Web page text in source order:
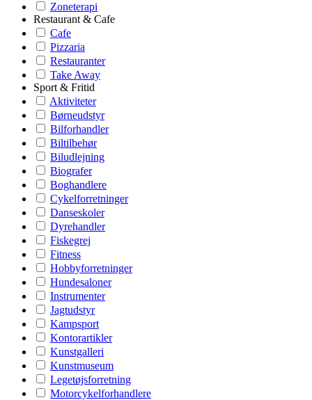
Zoneterapi
Restaurant & Cafe
Cafe
Pizzaria
Restauranter
Take Away
Sport & Fritid
Aktiviteter
Børneudstyr
Bilforhandler
Biltilbehør
Biludlejning
Biografer
Boghandlere
Cykelforretninger
Danseskoler
Dyrehandler
Fiskegrej
Fitness
Hobbyforretninger
Hundesaloner
Instrumenter
Jagtudstyr
Kampsport
Kontorartikler
Kunstgalleri
Kunstmuseum
Legetøjsforretning
Motorcykelforhandlere